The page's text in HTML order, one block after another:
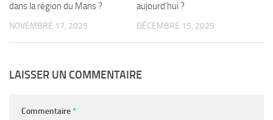
dans la région du Mans ?
NOVEMBRE 17, 2025
aujourd’hui ?
DÉCEMBRE 15, 2025
LAISSER UN COMMENTAIRE
Commentaire*